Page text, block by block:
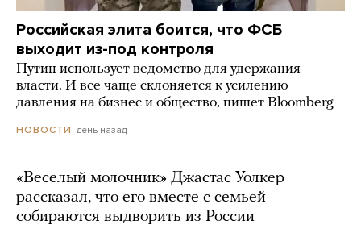
Российская элита боится, что ФСБ
выходит из-под контроля
Путин использует ведомство для удержания
власти. И все чаще склоняется к усилению
давления на бизнес и общество, пишет Bloomberg
НОВОСТИ день назад
«Веселый молочник» Джастас Уолкер
рассказал, что его вместе с семьей
собираются выдворить из России